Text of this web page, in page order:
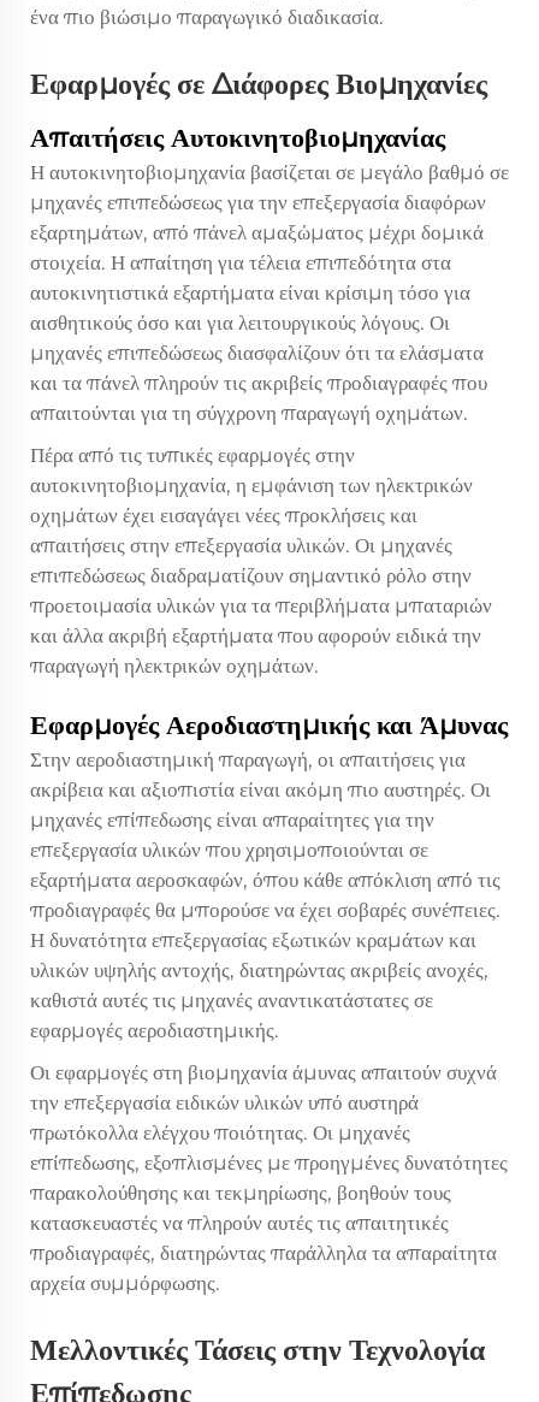
ένα πιο βιώσιμο παραγωγικό διαδικασία.
Εφαρμογές σε Διάφορες Βιομηχανίες
Απαιτήσεις Αυτοκινητοβιομηχανίας
Η αυτοκινητοβιομηχανία βασίζεται σε μεγάλο βαθμό σε
μηχανές επιπεδώσεως για την επεξεργασία διαφόρων
εξαρτημάτων, από πάνελ αμαξώματος μέχρι δομικά
στοιχεία. Η απαίτηση για τέλεια επιπεδότητα στα
αυτοκινητιστικά εξαρτήματα είναι κρίσιμη τόσο για
αισθητικούς όσο και για λειτουργικούς λόγους. Οι
μηχανές επιπεδώσεως διασφαλίζουν ότι τα ελάσματα
και τα πάνελ πληρούν τις ακριβείς προδιαγραφές που
απαιτούνται για τη σύγχρονη παραγωγή οχημάτων.
Πέρα από τις τυπικές εφαρμογές στην
αυτοκινητοβιομηχανία, η εμφάνιση των ηλεκτρικών
οχημάτων έχει εισαγάγει νέες προκλήσεις και
απαιτήσεις στην επεξεργασία υλικών. Οι μηχανές
επιπεδώσεως διαδραματίζουν σημαντικό ρόλο στην
προετοιμασία υλικών για τα περιβλήματα μπαταριών
και άλλα ακριβή εξαρτήματα που αφορούν ειδικά την
παραγωγή ηλεκτρικών οχημάτων.
Εφαρμογές Αεροδιαστημικής και Άμυνας
Στην αεροδιαστημική παραγωγή, οι απαιτήσεις για
ακρίβεια και αξιοπιστία είναι ακόμη πιο αυστηρές. Οι
μηχανές επίπεδωσης είναι απαραίτητες για την
επεξεργασία υλικών που χρησιμοποιούνται σε
εξαρτήματα αεροσκαφών, όπου κάθε απόκλιση από τις
προδιαγραφές θα μπορούσε να έχει σοβαρές συνέπειες.
Η δυνατότητα επεξεργασίας εξωτικών κραμάτων και
υλικών υψηλής αντοχής, διατηρώντας ακριβείς ανοχές,
καθιστά αυτές τις μηχανές αναντικατάστατες σε
εφαρμογές αεροδιαστημικής.
Οι εφαρμογές στη βιομηχανία άμυνας απαιτούν συχνά
την επεξεργασία ειδικών υλικών υπό αυστηρά
πρωτόκολλα ελέγχου ποιότητας. Οι μηχανές
επίπεδωσης, εξοπλισμένες με προηγμένες δυνατότητες
παρακολούθησης και τεκμηρίωσης, βοηθούν τους
κατασκευαστές να πληρούν αυτές τις απαιτητικές
προδιαγραφές, διατηρώντας παράλληλα τα απαραίτητα
αρχεία συμμόρφωσης.
Μελλοντικές Τάσεις στην Τεχνολογία
Επίπεδωσης